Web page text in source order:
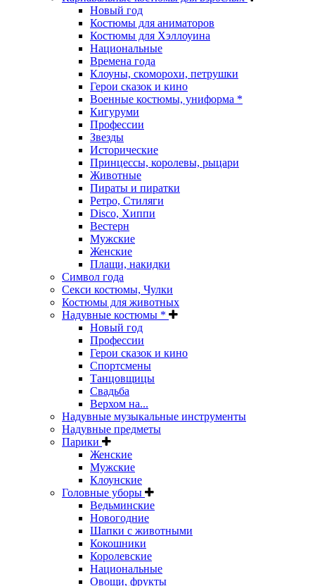
Новый год
Костюмы для аниматоров
Костюмы для Хэллоуина
Национальные
Времена года
Клоуны, скоморохи, петрушки
Герои сказок и кино
Военные костюмы, униформа *
Кигуруми
Профессии
Звезды
Исторические
Принцессы, королевы, рыцари
Животные
Пираты и пиратки
Ретро, Стиляги
Disco, Хиппи
Вестерн
Мужские
Женские
Плащи, накидки
Символ года
Секси костюмы, Чулки
Костюмы для животных
Надувные костюмы *
Новый год
Профессии
Герои сказок и кино
Спортсмены
Танцовщицы
Свадьба
Верхом на...
Надувные музыкальные инструменты
Надувные предметы
Парики
Женские
Мужские
Клоунские
Головные уборы
Ведьминские
Новогодние
Шапки с животными
Кокошники
Королевские
Национальные
Овощи, фрукты